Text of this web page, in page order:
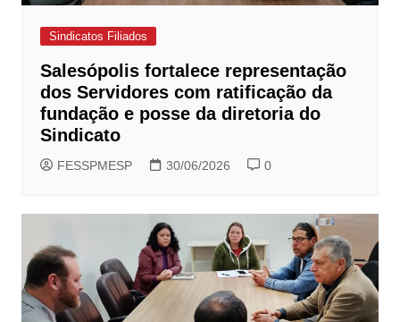
Sindicatos Filiados
Salesópolis fortalece representação
dos Servidores com ratificação da
fundação e posse da diretoria do
Sindicato
FESSPMESP 30/06/2026 0